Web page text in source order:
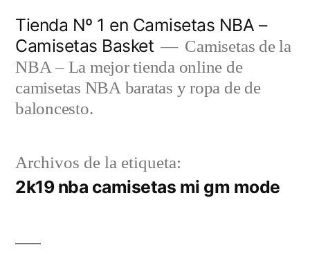
contenido
Tienda Nº 1 en Camisetas NBA –
Camisetas Basket
Camisetas de la
NBA – La mejor tienda online de
camisetas NBA baratas y ropa de de
baloncesto.
Archivos de la etiqueta:
2k19 nba camisetas mi gm mode